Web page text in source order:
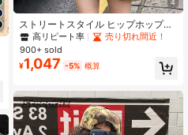
4
ストリートスタイル ヒップホッププ
リント アシンメトリーショルダー 半
袖Tシャツ レディース 夏 ホットガー
ル アシンメトリーショルダー ブラッ
クトップ カジュアル
高リピート率
売り切れ間近！
900+ sold
¥1,047 -5% 概算